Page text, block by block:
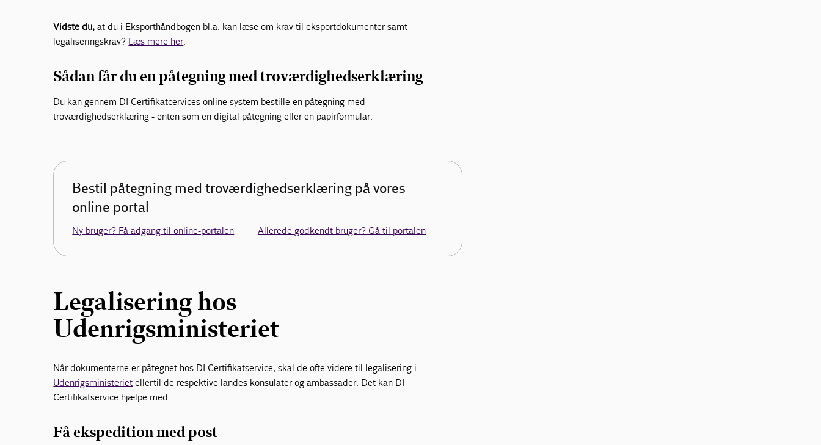
Vidste du,at du i Eksporthåndbogen bl.a. kan læse om krav til eksportdokumenter samt
legaliseringskrav? Læs mere her.
Sådan får du en påtegning med troværdighedserklæring
Du kan gennem DI Certifikatcervices online system bestille en påtegning med
troværdighedserklæring - enten som en digital påtegning eller en papirformular.
Bestil påtegning med troværdighedserklæring på vores
online portal
Ny bruger? Få adgang til online-portalen Allerede godkendt bruger? Gå til portalen
Legalisering hos
Udenrigsministeriet
Når dokumenterne er påtegnet hos DI Certifikatservice, skal de ofte videre til legalisering i
Udenrigsministeriet eller til de respektive landes konsulater og ambassader. Det kan DI
Certifikatservice hjælpe med.
Få ekspedition med post